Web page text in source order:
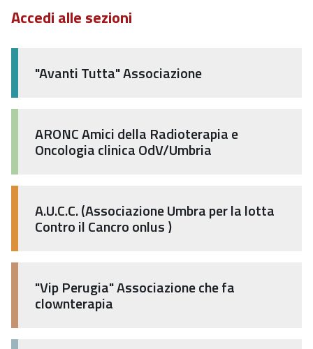
Accedi alle sezioni
"Avanti Tutta" Associazione
ARONC Amici della Radioterapia e
Oncologia clinica OdV/Umbria
A.U.C.C. (Associazione Umbra per la lotta
Contro il Cancro onlus )
"Vip Perugia" Associazione che fa
clownterapia